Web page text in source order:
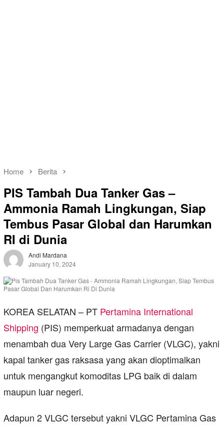
Home Berita
PIS Tambah Dua Tanker Gas –
Ammonia Ramah Lingkungan, Siap
Tembus Pasar Global dan Harumkan
RI di Dunia
Andi Mardana
January 10, 2024
KOREA SELATAN – PT Pertamina International
Shipping (PIS) memperkuat armadanya dengan
menambah dua Very Large Gas Carrier (VLGC), yakni
kapal tanker gas raksasa yang akan dioptimalkan
untuk mengangkut komoditas LPG baik di dalam
maupun luar negeri.
Adapun 2 VLGC tersebut yakni VLGC Pertamina Gas